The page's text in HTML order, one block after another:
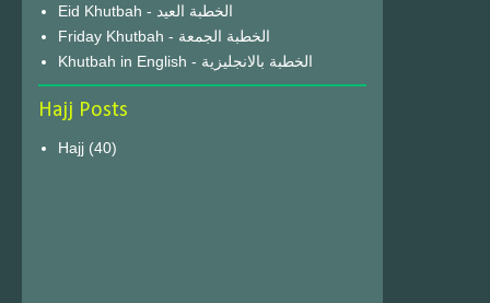
Eid Khutbah - الخطبة العيد
Friday Khutbah - الخطبة الجمعة
Khutbah in English - الخطبة بالانجليزية
Hajj Posts
Hajj (40)